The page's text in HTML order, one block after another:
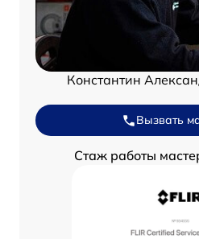
Константин
Вызвать
Стаж работы